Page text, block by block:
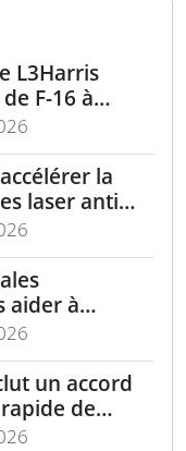
L3Harris
F-16 à
la
laser anti-
aider à
?
un accord
de